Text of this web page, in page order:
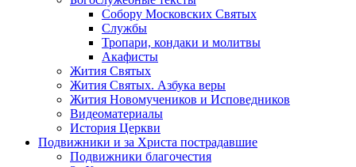
Собору Московских Святых
Службы
Тропари, кондаки и молитвы
Акафисты
Жития Святых
Жития Святых. Азбука веры
Жития Новомучеников и Исповедников
Видеоматериалы
История Церкви
Подвижники и за Христа пострадавшие
Подвижники благочестия